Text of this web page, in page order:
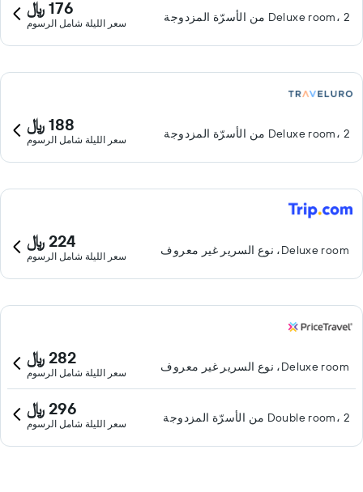
Deluxe room، 2 من الأسرّة المزدوجة 176 ﷼
سعر الليلة شامل الرسوم
Deluxe room، 2 من الأسرّة المزدوجة 188 ﷼
سعر الليلة شامل الرسوم
Deluxe room، نوع السرير غير معروف 224 ﷼
سعر الليلة شامل الرسوم
Deluxe room، نوع السرير غير معروف 282 ﷼
سعر الليلة شامل الرسوم
Double room، 2 من الأسرّة المزدوجة 296 ﷼
سعر الليلة شامل الرسوم